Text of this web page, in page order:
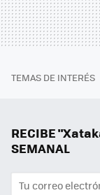
TEMAS DE INTERÉS
RECIBE
SEMANAL